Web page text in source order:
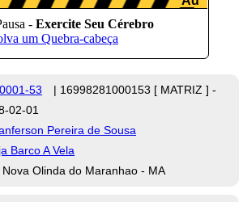
53
| 16998281000153 [ MATRIZ ] -
02-01
Pereira de Sousa
Barco A Vela
Olinda do Maranhao - MA